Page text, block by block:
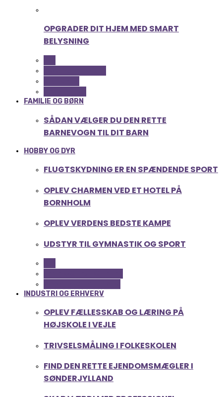
OPGRADER DIT HJEM MED SMART
BELYSNING
FAMILIE OG BØRN
SÅDAN VÆLGER DU DEN RETTE
BARNEVOGN TIL DIT BARN
HOBBY OG DYR
FLUGTSKYDNING ER EN SPÆNDENDE SPORT
OPLEV CHARMEN VED ET HOTEL PÅ
BORNHOLM
OPLEV VERDENS BEDSTE KAMPE
UDSTYR TIL GYMNASTIK OG SPORT
INDUSTRI OG ERHVERV
OPLEV FÆLLESSKAB OG LÆRING PÅ
HØJSKOLE I VEJLE
TRIVSELSMÅLING I FOLKESKOLEN
FIND DEN RETTE EJENDOMSMÆGLER I
SØNDERJYLLAND